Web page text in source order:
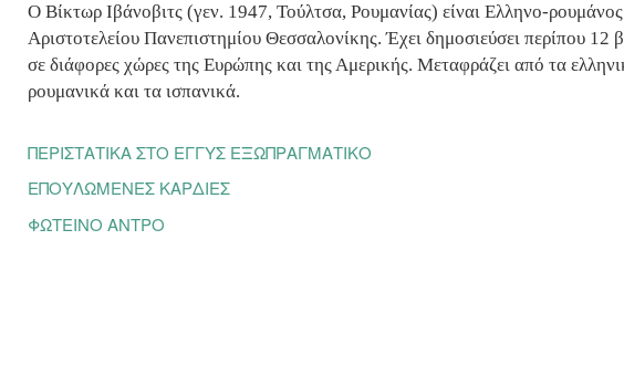
Ο Βίκτωρ Ιβάνοβιτς (γεν. 1947, Τούλτσα, Ρουμανίας) είναι Ελληνο-
Αριστοτελείου Πανεπιστημίου Θεσσαλονίκης. Έχει δημοσιεύσει περίπου 12
σε διάφορες χώρες της Ευρώπης και της Αμερικής. Μεταφράζει από τα
ρουμανικά και τα ισπανικά.
ΠΕΡΙΣΤΑΤΙΚΑ ΣΤΟ ΕΓΓΥΣ ΕΞΩΠΡΑΓΜΑΤΙΚΟ
ΕΠΟΥΛΩΜΕΝΕΣ ΚΑΡΔΙΕΣ
ΦΩΤΕΙΝΟ ΑΝΤΡΟ